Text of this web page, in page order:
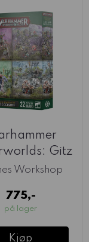
Gitz
Goliaths
Workshop
775,-
på lager
Kjøp